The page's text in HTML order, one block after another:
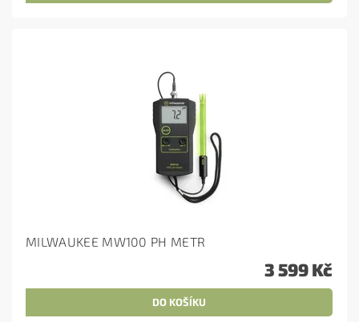
MILWAUKEE MW100 PH METR
3 599 Kč